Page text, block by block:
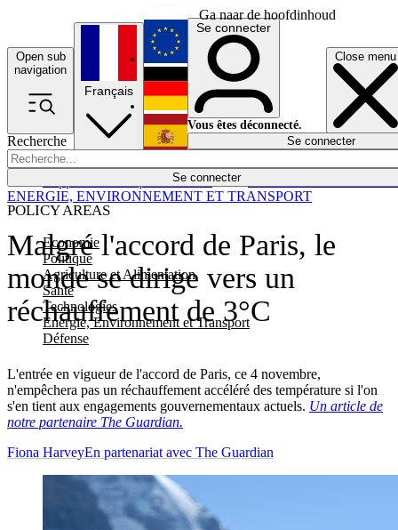
Ga naar de hoofdinhoud
Open sub
navigation
Close menu
Recherche
Se connecter
POLICY AREAS
Economie
Politique
Agriculture et Alimentation
Santé
Technologies
Energie, Environnement et Transport
Défense
Économie
Français
English
Deutsch
Español
Se connecter
Vous êtes déconnecté.
Se connecter
Malgré l'accord de Paris, le
monde se dirige vers un
réchauffement de 3°C
L'entrée en vigueur de l'accord de Paris, ce 4 novembre,
n'empêchera pas un réchauffement accéléré des température si l'on
s'en tient aux engagements gouvernementaux actuels. Un article de
notre partenaire The Guardian.
ENERGIE, ENVIRONNEMENT ET TRANSPORT
Fiona HarveyEn partenariat avec The Guardian